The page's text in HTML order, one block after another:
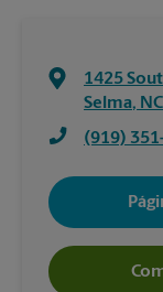
1425
Selma, NC
(919)